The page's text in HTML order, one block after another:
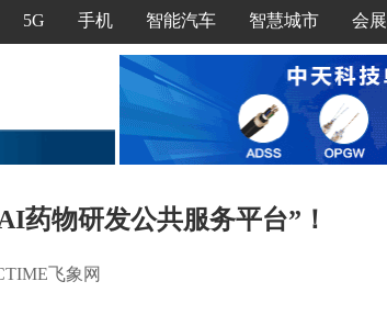
5G 手机 智能汽车 智慧城市 会展
药物研发公共服务平台”！
飞象网